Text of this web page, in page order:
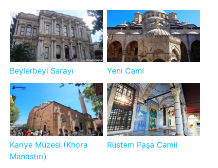
Beylerbeyi Sarayı Yeni Cami
Kariye Müzesi (Khora
Manastırı)
Rüstem Paşa Camii